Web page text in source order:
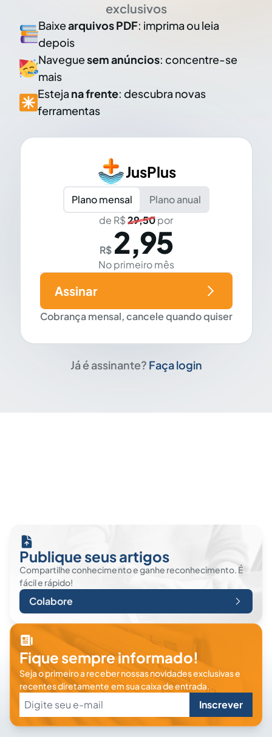
exclusivos
Baixearquivos PDF: imprima ou leia
depois
Naveguesem anúncios: concentre-se
mais
Esteja na frente: descubra novas
ferramentas
JusPlus
Plano mensal
Plano anual
de R$29,50por
R$ 2,95
No primeiro mês
Cobrança mensal, cancele quando quiser
Assinar
Já é assinante? Faça login
Publique seus artigos
Compartilhe conhecimento e ganhe reconhecimento. É
fácil e rápido!
Colabore
Fique sempre informado!
Seja o primeiro a receber nossas novidades exclusivas e
recentes diretamente em sua caixa de entrada.
Inscrever